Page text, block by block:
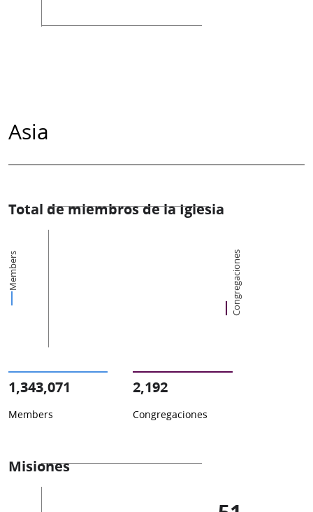
Asia
Total de miembros de la Iglesia
Members Congregaciones
1,343,071
Members
2,192
Congregaciones
Misiones